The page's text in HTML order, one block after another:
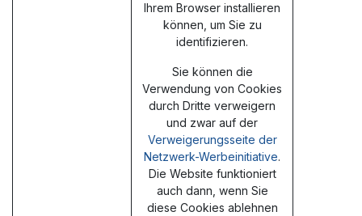
Ihrem Browser installieren
können, um Sie zu
identifizieren.
Sie können die
Verwendung von Cookies
durch Dritte verweigern
und zwar auf der
Verweigerungsseite der
Netzwerk-Werbeinitiative.
Die Website funktioniert
auch dann, wenn Sie
diese Cookies ablehnen